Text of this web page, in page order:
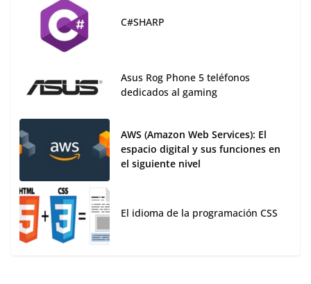
C#SHARP
Asus Rog Phone 5 teléfonos
dedicados al gaming
AWS (Amazon Web Services): El
espacio digital y sus funciones en
el siguiente nivel
El idioma de la programación CSS